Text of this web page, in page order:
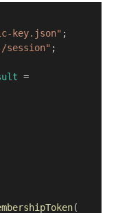
key.json" ;
session" ;
=
(